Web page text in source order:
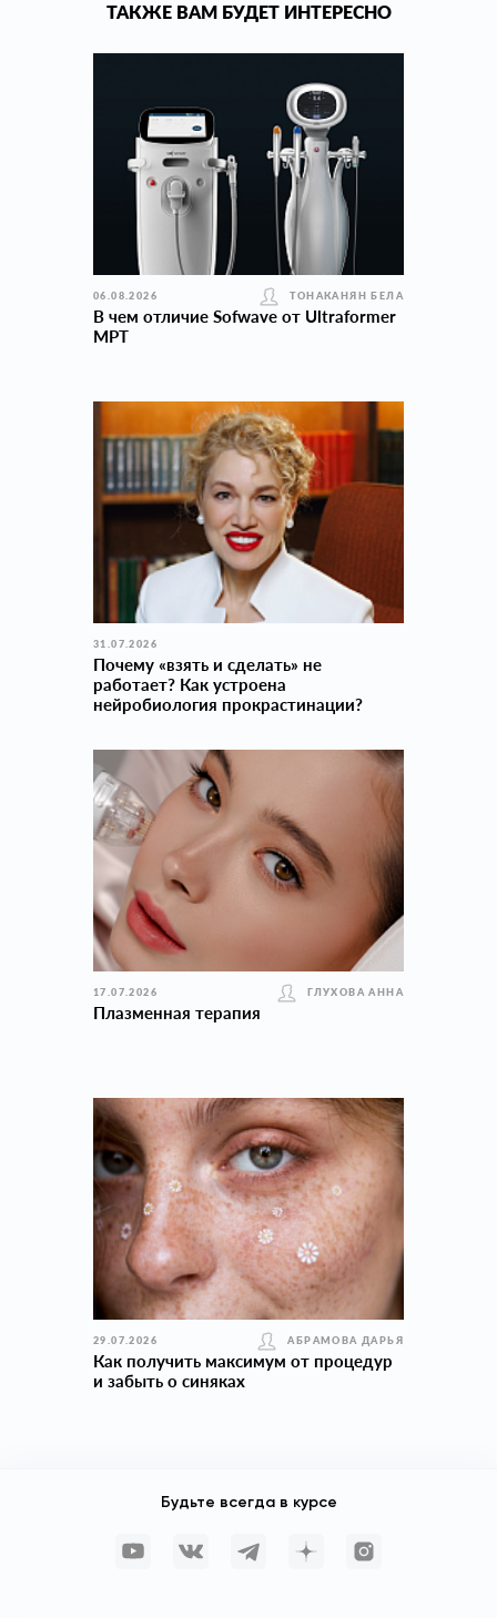
ТАКЖЕ ВАМ БУДЕТ ИНТЕРЕСНО
06.08.2026 ТОНАКАНЯН БЕЛА
В чем отличие Sofwave от Ultraformer
MPT
31.07.2026
Почему «взять и сделать» не
работает? Как устроена
нейробиология прокраcтинации?
17.07.2026 ГЛУХОВА АННА
Плазменная терапия
29.07.2026 АБРАМОВА ДАРЬЯ
Как получить максимум от процедур
и забыть о синяках
Будьте всегда в курсе